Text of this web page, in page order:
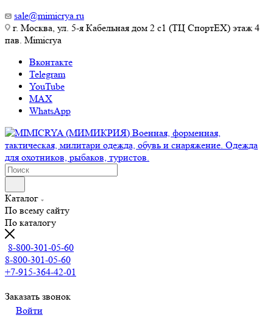
sale@mimicrya.ru
г. Москва, ул. 5-я Кабельная дом 2 с1 (ТЦ СпортEX) этаж 4
пав. Mimicrya
Вконтакте
Telegram
YouTube
MAX
WhatsApp
Каталог
По всему сайту
По каталогу
8-800-301-05-60
8-800-301-05-60
+7-915-364-42-01
Заказать звонок
Войти